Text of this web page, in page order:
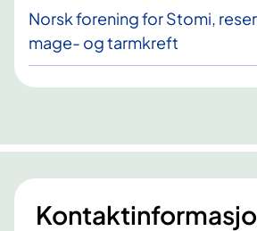
Norsk forening for Stomi,
mage- og tarmkreft